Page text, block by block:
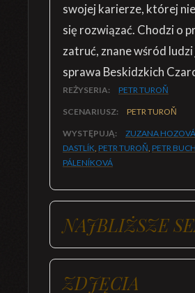
swojej karierze, której nie
się rozwiązać. Chodzi o
zatruć, znane wśród ludzi
sprawa Beskidzkich
REŻYSERIA: PETR TUROŇ
SCENARIUSZ: PETR TUROŇ
WYSTĘPUJĄ: ZUZANA HOZOVÁ
DASTLÍK, PETR TUROŇ, PETR
PÁLENÍKOVÁ
NAJBLIŻSZE
ZDJĘCIA